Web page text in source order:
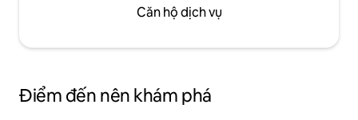
Căn hộ dịch vụ
Điểm đến nên khám phá